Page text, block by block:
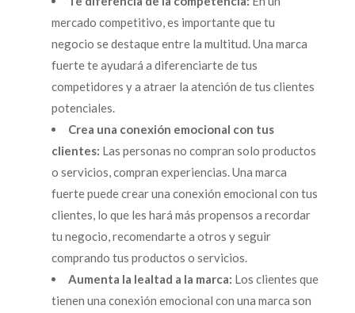
mercado competitivo, es importante que tu
negocio se destaque entre la multitud. Una marca
fuerte te ayudará a diferenciarte de tus
competidores y a atraer la atención de tus clientes
potenciales.
Crea una conexión emocional con tus
clientes: Las personas no compran solo productos
o servicios, compran experiencias. Una marca
fuerte puede crear una conexión emocional con tus
clientes, lo que les hará más propensos a recordar
tu negocio, recomendarte a otros y seguir
comprando tus productos o servicios.
Aumenta la lealtad a la marca: Los clientes que
tienen una conexión emocional con una marca son